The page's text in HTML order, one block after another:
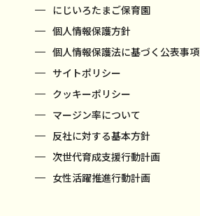
にじいろたまご保育園
個人情報保護方針
個人情報保護法に基づく公表事項
サイトポリシー
クッキーポリシー
マージン率について
反社に対する基本方針
次世代育成支援行動計画
女性活躍推進行動計画